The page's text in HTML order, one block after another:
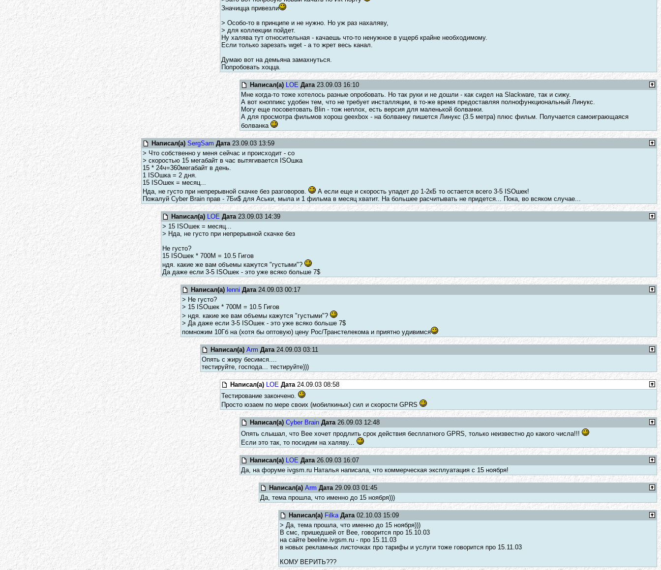
Значицца привезли
> Особо-то в принципе и не нужно. Но уж раз нахаляву,
> для коллекции пойдет.
Ну халява тут относительная - качаешь что-то ненужное в ущерб крайне необходимому.
Если только зарезать wget - а то жрет весь канал.
Думаю вот на демьяна замахнуться.
Попробовать хоцца.
Написал(а) LOE Дата23.09.03 16:10
Мне когда-то тоже хотелось разные опробовать. Но так руки и не дошли - как сидел на Slackware, так и сижу.
А вот кноппикс удобен тем, что не требует инсталляции, в то-же время предоставляя полнофункциональный Линукс.
Могу еще посоветовать Blin - тож неплох, есть версия для маленькой болванки.
А для просмотра фильмов хорош geexbox - на болванку пишется Линукс (3.5 метра) плюс фильм. Получается самоиграющаяся
болванка
Написал(а) SergSam Дата23.09.03 13:59
> Что собственно у меня сейчас и происходит - со
> скоростью 15 мегабайт в час вытягивается ISOшка
15 * 24ч=360мегабайт в день.
1 ISOшка = 2 дня.
15 ISOшек = месяц...
Нда, не густо при непрерывной скачке без разговоров.
А если еще и скорость упадет до 1-2кБ то остается всего 3-5 ISOшек!
Пожалуй Cyber Brain прав - 7Би$ для Аськи, мыла и 1 фильма в месяц хватит. На большее расчитывать не придется... Пока, во всяком случае...
Написал(а) LOE Дата23.09.03 14:39
> 15 ISOшек = месяц...
> Нда, не густо при непрерывной скачке без
Не густо?
15 ISOшек * 700M = 10.5 Гигов
ндя. какие же вам объемы кажутся "густыми"?
Да даже если 3-5 ISOшек - это уже всяко больше 7$
Написал(а) lenni Дата24.09.03 00:17
> Не густо?
> 15 ISOшек * 700M = 10.5 Гигов
> ндя. какие же вам объемы кажутся "густыми"?
> Да даже если 3-5 ISOшек - это уже всяко больше 7$
помножим 10Гб на (хотя бы оптовую) цену Рос/Транстелекома и приятно удивимся
Написал(а) Arm Дата24.09.03 03:11
Опять с жиру бесимся....
тестируйте, господа... тестируйте)))
Написал(а) LOE Дата24.09.03 08:58
Тестирование закончено.
Просто юзаем по мере своих (мобилкиных) сил и скорости GPRS
Написал(а) Cyber Brain Дата26.09.03 12:48
Опять слышал, что Bee хочет продлить срок действия бесплатного GPRS, только неизвестно до какого числа!!!
Если это так, то посидим на халяву...
Написал(а) LOE Дата26.09.03 16:07
Да, на форуме ivgsm.ru Наталья написала, что коммерческая эксплуатация с 15 ноября!
Написал(а) Arm Дата29.09.03 01:45
Да, тема прошла, что именно до 15 ноября)))
Написал(а) Filka Дата02.10.03 15:09
> Да, тема прошла, что именно до 15 ноября)))
В смс, пришедшей от Bee, говорится про 15.10.03
на сайте beeline.ivgsm.ru - про 15.11.03
в новых рекламных листочках про тарифы и услуги тоже говорится про 15.11.03
КОМУ ВЕРИТЬ???